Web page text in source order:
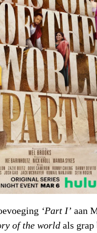
‘Part I’ aan
of the world als grap